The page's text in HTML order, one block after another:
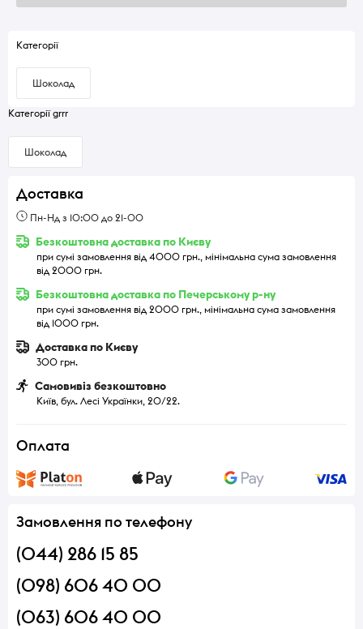
Категорії
Шоколад
Категорії grrr
Шоколад
Доставка
Пн-Нд з 10:00 до 21-00
Безкоштовна доставка по Києву
при сумі замовлення від 4000 грн., мінімальна сума замовлення
від 2000 грн.
Безкоштовна доставка по Печерському р-ну
при сумі замовлення від 2000 грн., мінімальна сума замовлення
від 1000 грн.
Доставка по Києву
300 грн.
Самовивіз безкоштовно
Київ, бул. Лесі Українки, 20/22.
Оплата
Замовлення по телефону
(044) 286 15 85
(098) 606 40 00
(063) 606 40 00